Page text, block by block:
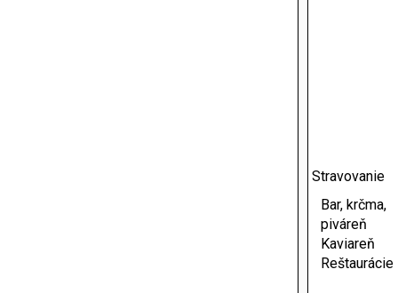
Stravovanie
Bar, krčma,
piváreň
Kaviareň
Reštaurácie